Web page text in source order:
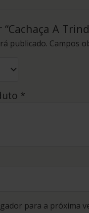
A
publicado. Campos
*
para a próxima